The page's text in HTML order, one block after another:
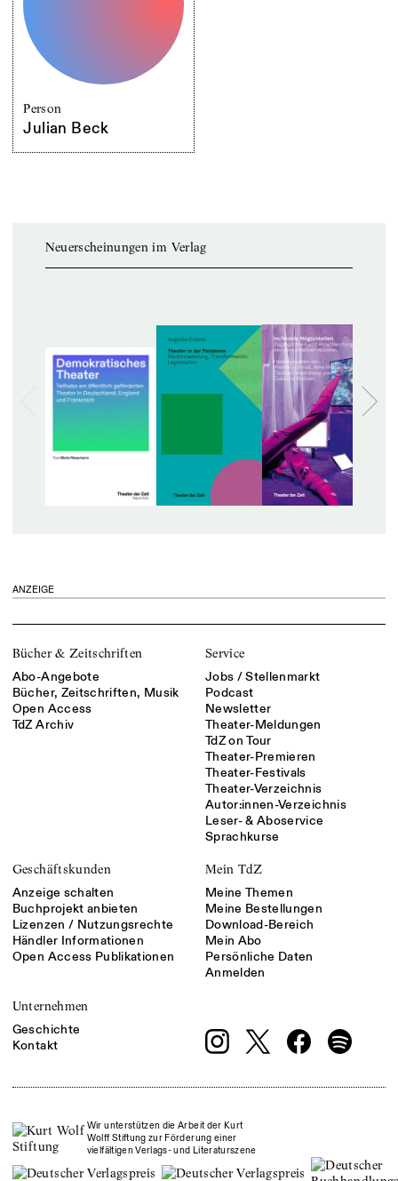
Person
Julian Beck
Neuerscheinungen im Verlag
ANZEIGE
Bücher & Zeitschriften
Abo-Angebote
Bücher, Zeitschriften, Musik
Open Access
TdZ Archiv
Service
Jobs / Stellenmarkt
Podcast
Newsletter
Theater-Meldungen
TdZ on Tour
Theater-Premieren
Theater-Festivals
Theater-Verzeichnis
Autor:innen-Verzeichnis
Leser- & Aboservice
Sprachkurse
Geschäftskunden
Anzeige schalten
Buchprojekt anbieten
Lizenzen / Nutzungsrechte
Händler Informationen
Open Access Publikationen
Mein TdZ
Meine Themen
Meine Bestellungen
Download-Bereich
Mein Abo
Persönliche Daten
Anmelden
Unternehmen
Geschichte
Kontakt
Wir unterstützen die Arbeit der Kurt
Wolff Stiftung zur Förderung einer
vielfältigen Verlags- und Literaturszene